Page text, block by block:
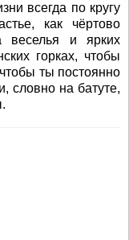
всегда по кругу
как чёртово
веселья и ярких
горках, чтобы
ты постоянно
словно на батуте,